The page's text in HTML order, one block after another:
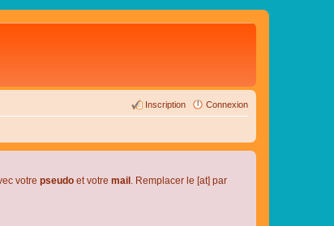
Connexion
Inscription
votre pseudo et votre mail . Remplacer le [at] par